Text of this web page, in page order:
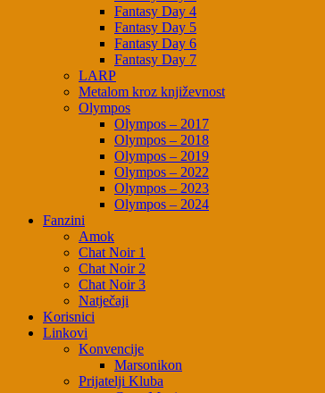
Fantasy Day 4
Fantasy Day 5
Fantasy Day 6
Fantasy Day 7
LARP
Metalom kroz književnost
Olympos
Olympos – 2017
Olympos – 2018
Olympos – 2019
Olympos – 2022
Olympos – 2023
Olympos – 2024
Fanzini
Amok
Chat Noir 1
Chat Noir 2
Chat Noir 3
Natječaji
Korisnici
Linkovi
Konvencije
Marsonikon
Prijatelji Kluba